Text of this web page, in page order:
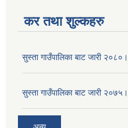
कर तथा शुल्कहरु
सुस्ता गाउँपालिका बाट जारी
सुस्ता गाउँपालिका बाट जारी